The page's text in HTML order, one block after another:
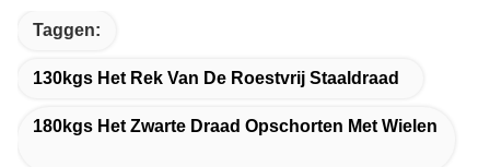
Taggen:
130kgs Het Rek Van De Roestvrij Staaldraad
180kgs Het Zwarte Draad Opschorten Met Wielen